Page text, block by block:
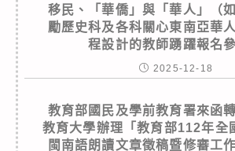
移民、「華僑」與「華人」（
勵歷史科及各科關心東南亞華
程設計的教師踴躍報名
2025-12-18
教育部國民及學前教育署來函
教育大學辦理「教育部112年全
閩南語朗讀文章徵稿暨修審工